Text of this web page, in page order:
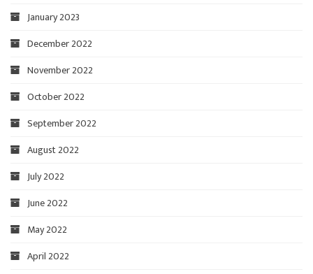
January 2023
December 2022
November 2022
October 2022
September 2022
August 2022
July 2022
June 2022
May 2022
April 2022